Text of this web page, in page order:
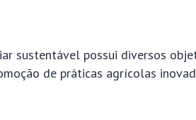
sustentável possui diversos
de práticas agrícolas